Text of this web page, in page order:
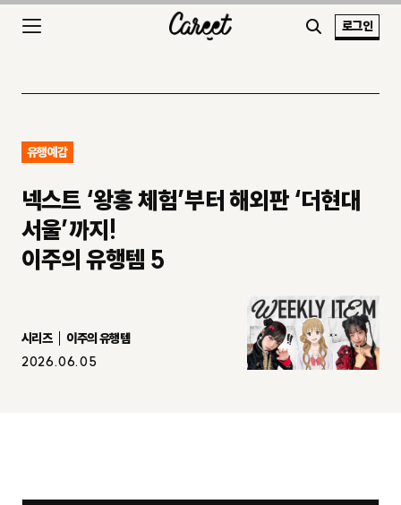
로그인
유행예감
넥스트 ‘왕홍 체험’부터 해외판 ‘더현대
서울’까지!
이주의 유행템 5
시리즈
이주의 유행템
2026.06.05